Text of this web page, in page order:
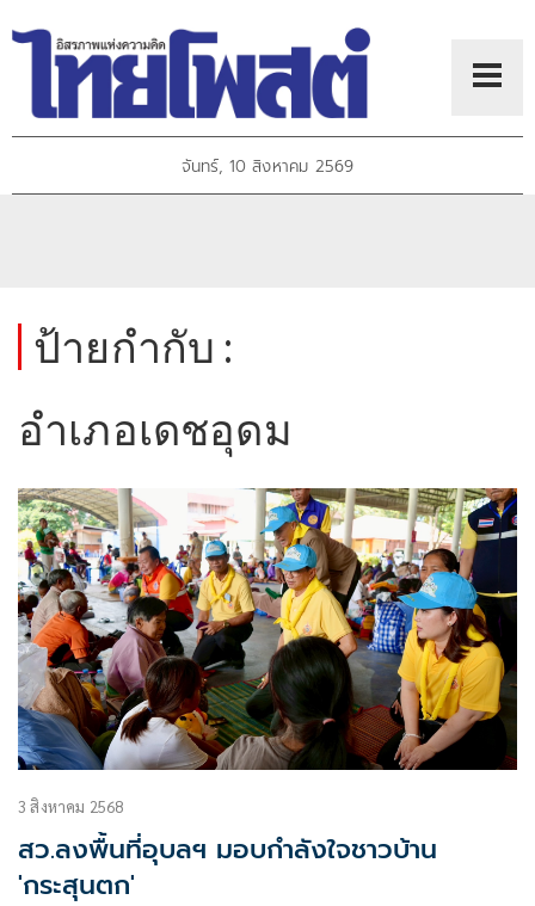
จันทร์, 10 สิงหาคม 2569
ป้ายกำกับ :
อำเภอเดชอุดม
3 สิงหาคม 2568
สว.ลงพื้นที่อุบลฯ มอบกำลังใจชาวบ้าน
'กระสุนตก'